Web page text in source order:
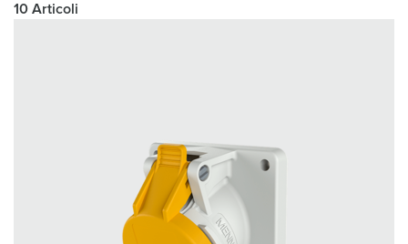
10 Articoli